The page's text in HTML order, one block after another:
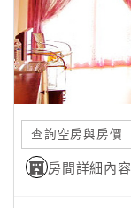
款
收
據
合
作
提
案
查詢空房與房價
房間詳細內容